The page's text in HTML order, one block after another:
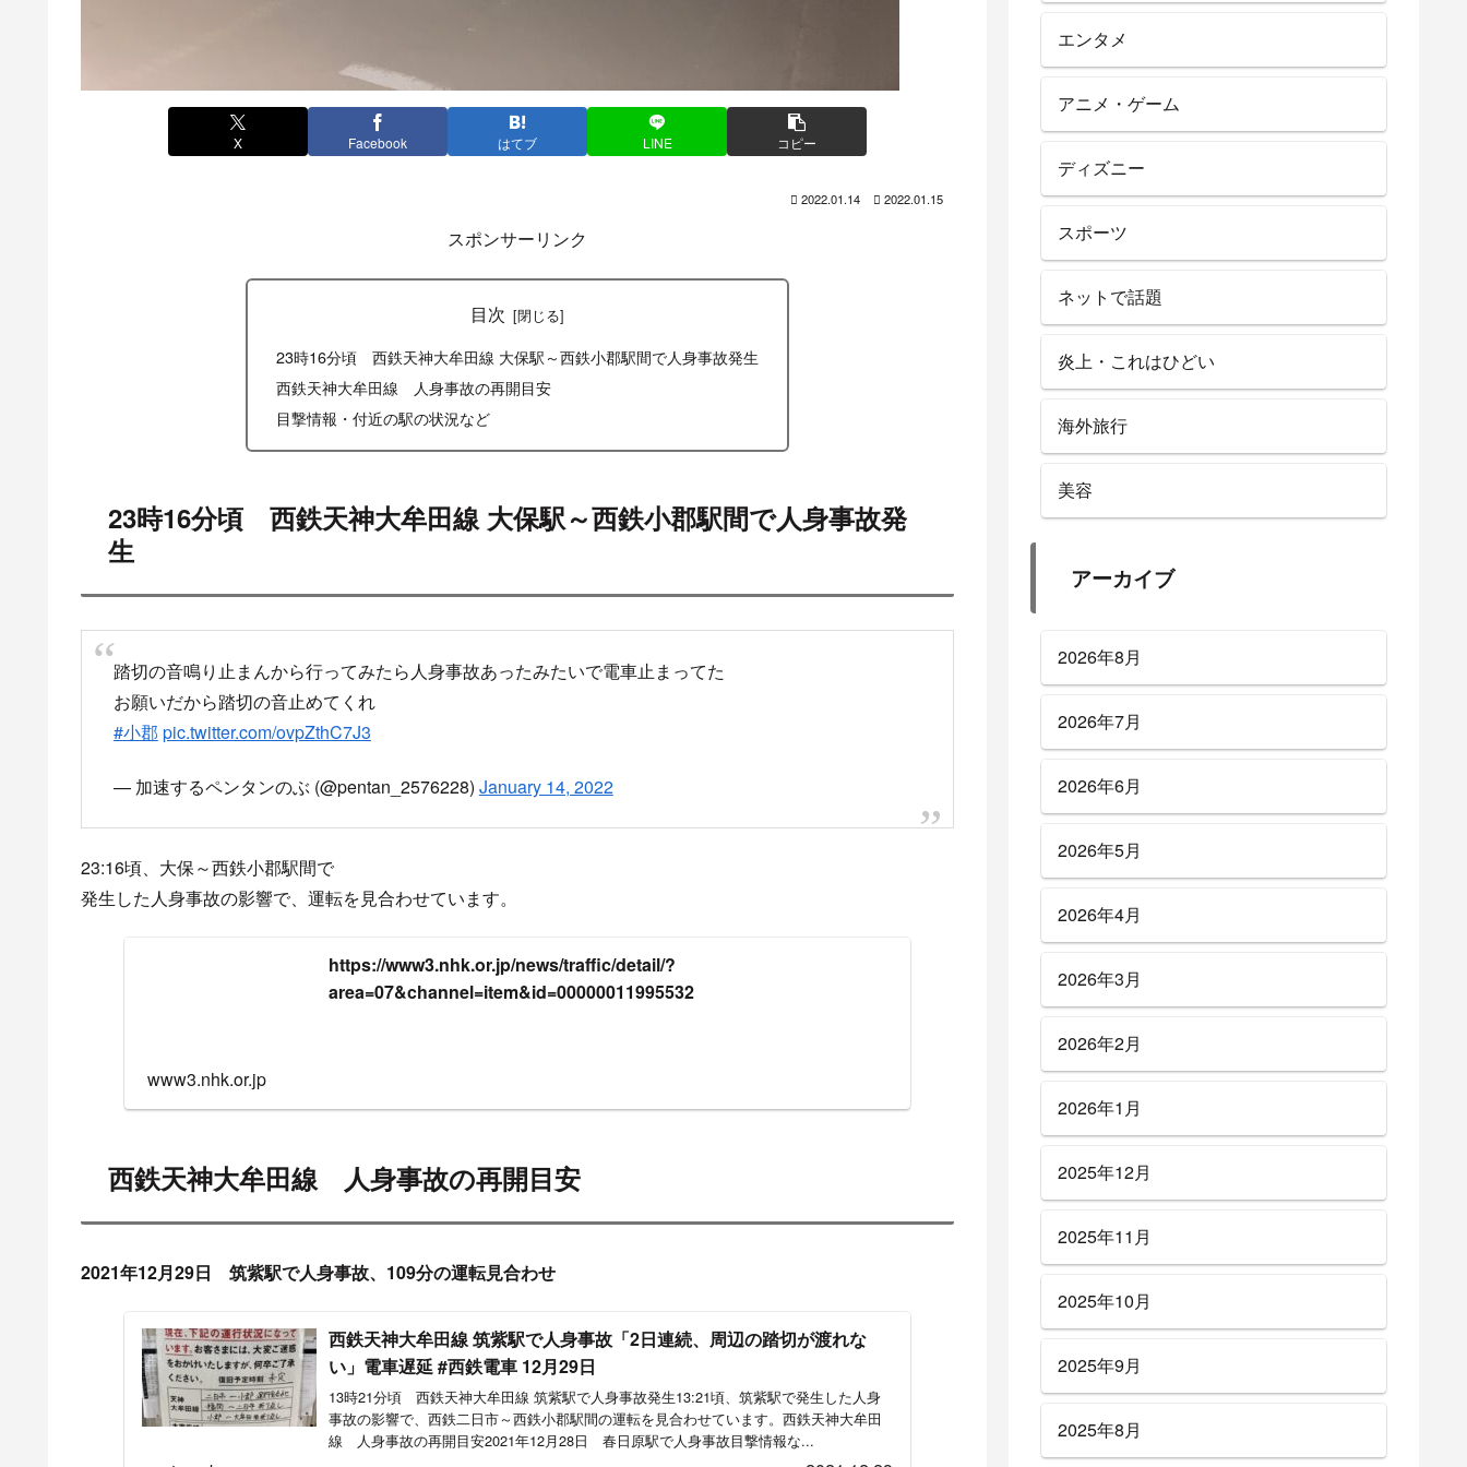
Facebook はてブ LINE コピー
2022.01.14 2022.01.15
23時16分頃 西鉄天神大牟田線 大保駅～西鉄小郡駅間で人身事故発生
西鉄天神大牟田線 人身事故の再開目安
生
踏切の音鳴り止まんから行ってみたら人身事故あったみたいで電車止まってた
お願いだから踏切の音止めてくれ
#小郡 pic.twitter.com/ovpZthC7J3
— 加速するペンタンのぶ (@pentan_2576228)January 14, 2022
エンタメ
アニメ・ゲーム
ディズニー
スポーツ
ネットで話題
炎上・これはひどい
海外旅行
美容
アーカイブ
2026年8月
2026年7月
2026年6月
2026年5月
2026年4月
2026年3月
2026年2月
2026年1月
2025年12月
2025年11月
2025年10月
2025年9月
2025年8月